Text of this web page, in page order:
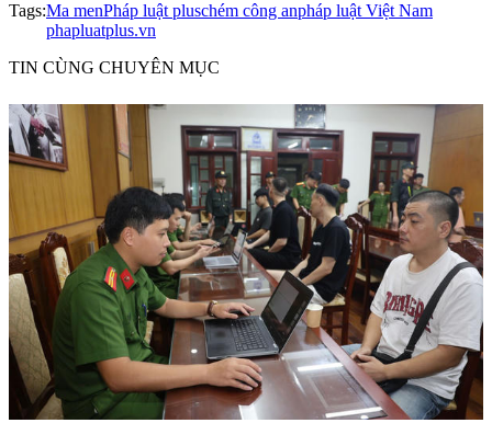
Tags:Ma menPháp luật pluschém công anpháp luật Việt Nam
phapluatplus.vn
TIN CÙNG CHUYÊN MỤC